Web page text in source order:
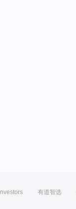
Investors 有道智选